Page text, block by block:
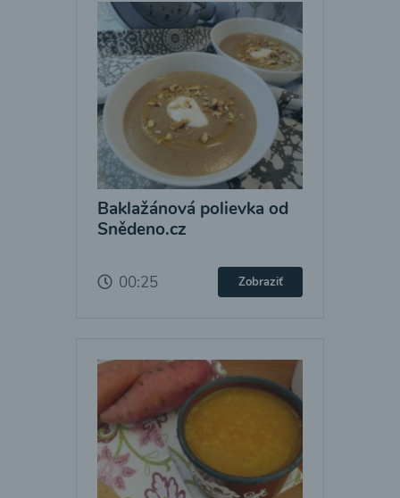
Baklažánová polievka od
Snědeno.cz
00:25 Zobraziť